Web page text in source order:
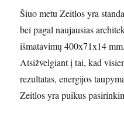
Šiuo metu Zeitlos yra
bei pagal naujausias
išmatavimų 400x71x14
Atsižvelgiant į tai, kad
rezultatas, energijos
Zeitlos yra puikus